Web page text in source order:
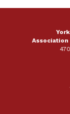
Association